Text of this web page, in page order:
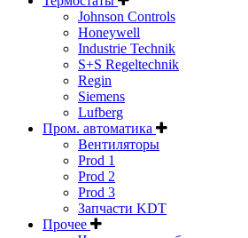
Johnson Controls
Honeywell
Industrie Technik
S+S Regeltechnik
Regin
Siemens
Lufberg
Пром. автоматика
Вентиляторы
Prod 1
Prod 2
Prod 3
Запчасти KDT
Прочее